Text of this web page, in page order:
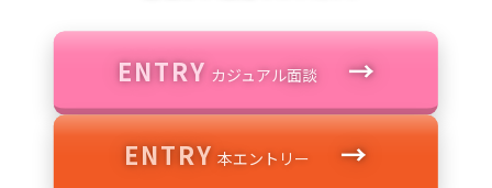
ENTRY カジュアル面談
ENTRY 本エントリー →
ENTRY カジュアル面談 →
ENTRY 本エントリー →
ENTRY →
ENTRY →